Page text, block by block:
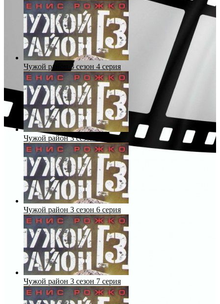
Чужой район 3 сезон 4 серия
Чужой район 3 сезон 5 серия
Чужой район 3 сезон 6 серия
Чужой район 3 сезон 7 серия